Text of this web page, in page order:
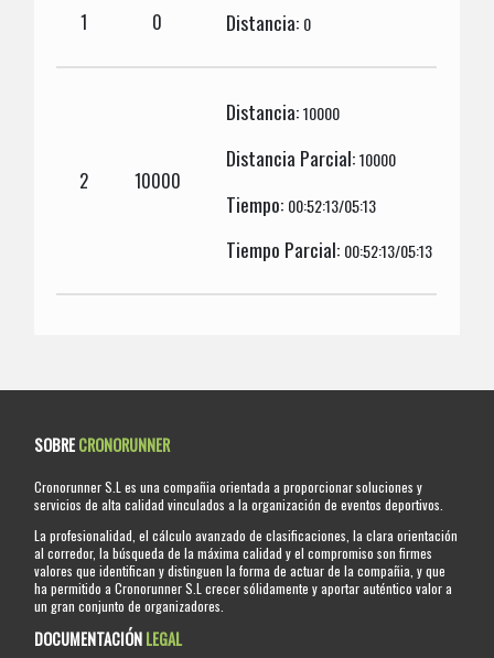
1 0 Distancia: 0
2 10000
Distancia:10000
Distancia Parcial:10000
Tiempo: 00:52:13/05:13
Tiempo Parcial: 00:52:13/05:13
SOBRECRONORUNNER
Cronorunner S.L es una compañia orientada a proporcionar soluciones y
servicios de alta calidad vinculados a la organización de eventos deportivos.
La profesionalidad, el cálculo avanzado de clasificaciones, la clara orientación
al corredor, la búsqueda de la máxima calidad y el compromiso son firmes
valores que identifican y distinguen la forma de actuar de la compañia, y que
ha permitido a Cronorunner S.L crecer sólidamente y aportar auténtico valor a
un gran conjunto de organizadores.
DOCUMENTACIÓNLEGAL